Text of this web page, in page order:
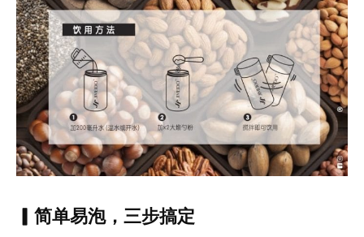
▎简单易泡，三步搞定